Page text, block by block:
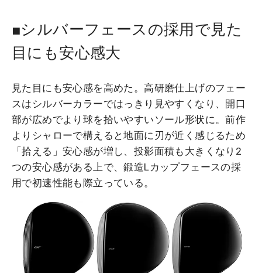
■シルバーフェースの採用で見た
目にも安心感大
見た目にも安心感を高めた。高研磨仕上げのフェー
スはシルバーカラーではっきり見やすくなり、開口
部が広めでより球を拾いやすいソール形状に。前作
よりシャローで構えると地面に刃が近く感じるため
「拾える」安心感が増し、投影面積も大きくなり2
つの安心感がある上で、鍛造Lカップフェースの採
用で初速性能も際立っている。